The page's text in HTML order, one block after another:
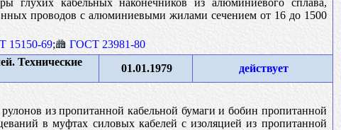
проводов с алюминиевыми жилами сечением от 16 до 1500
15150-69;
ГОСТ 23981-80
Технические
01.01.1979 действует
из пропитанной кабельной бумаги и бобин пропитанной
в муфтах силовых кабелей с изоляцией из пропитанной